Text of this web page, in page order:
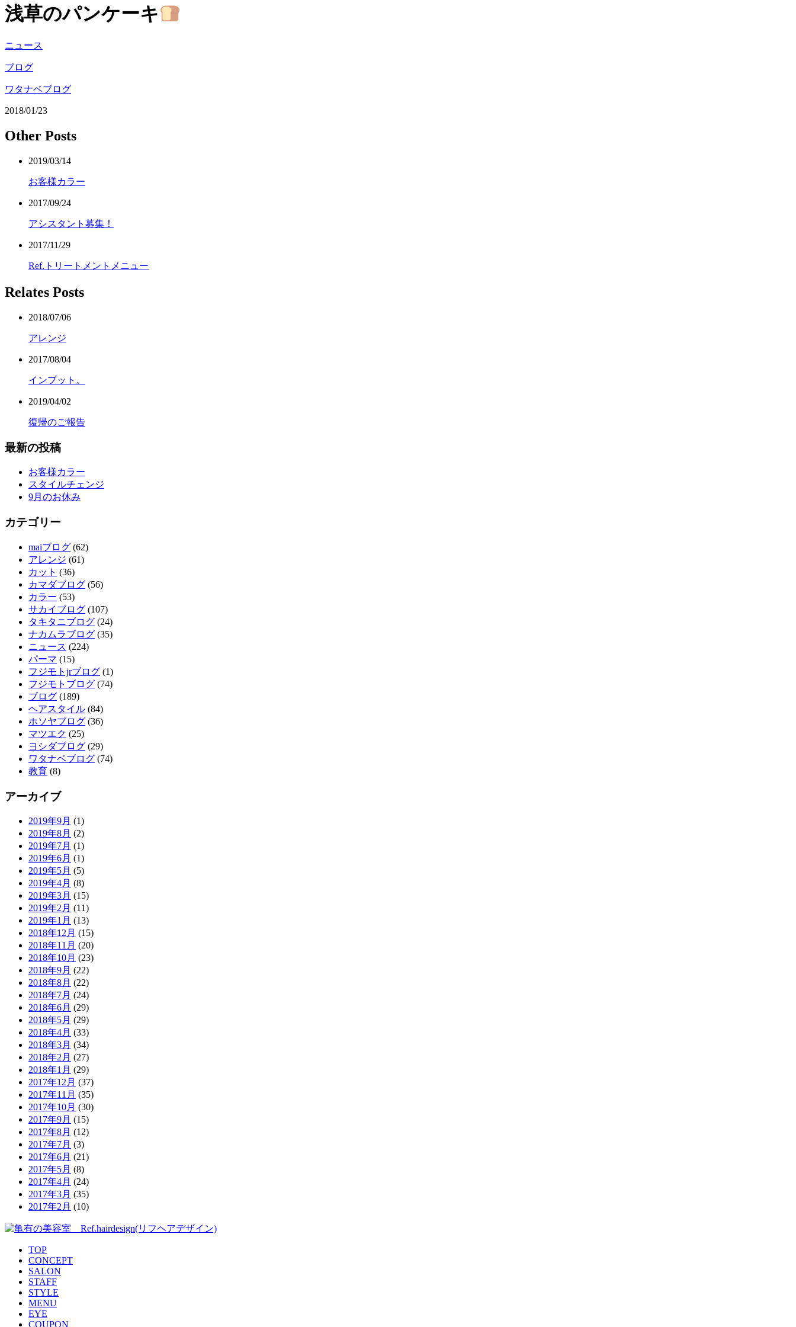
浅草のパンケーキ
ニュース
ブログ
ワタナベブログ
2018/01/23
Other Posts
2019/03/14
お客様カラー
2017/09/24
アシスタント募集！
2017/11/29
Ref.トリートメントメニュー
Relates Posts
2018/07/06
アレンジ
2017/08/04
インプット。
2019/04/02
復帰のご報告
最新の投稿
お客様カラー
スタイルチェンジ
9月のお休み
カテゴリー
maiブログ (62)
アレンジ (61)
カット (36)
カマダブログ (56)
カラー (53)
サカイブログ (107)
タキタニブログ (24)
ナカムラブログ (35)
ニュース (224)
パーマ (15)
フジモトjrブログ (1)
フジモトブログ (74)
ブログ (189)
ヘアスタイル (84)
ホソヤブログ (36)
マツエク (25)
ヨシダブログ (29)
ワタナベブログ (74)
教育 (8)
アーカイブ
2019年9月 (1)
2019年8月 (2)
2019年7月 (1)
2019年6月 (1)
2019年5月 (5)
2019年4月 (8)
2019年3月 (15)
2019年2月 (11)
2019年1月 (13)
2018年12月 (15)
2018年11月 (20)
2018年10月 (23)
2018年9月 (22)
2018年8月 (22)
2018年7月 (24)
2018年6月 (29)
2018年5月 (29)
2018年4月 (33)
2018年3月 (34)
2018年2月 (27)
2018年1月 (29)
2017年12月 (37)
2017年11月 (35)
2017年10月 (30)
2017年9月 (15)
2017年8月 (12)
2017年7月 (3)
2017年6月 (21)
2017年5月 (8)
2017年4月 (24)
2017年3月 (35)
2017年2月 (10)
TOP
CONCEPT
SALON
STAFF
STYLE
MENU
EYE
COUPON